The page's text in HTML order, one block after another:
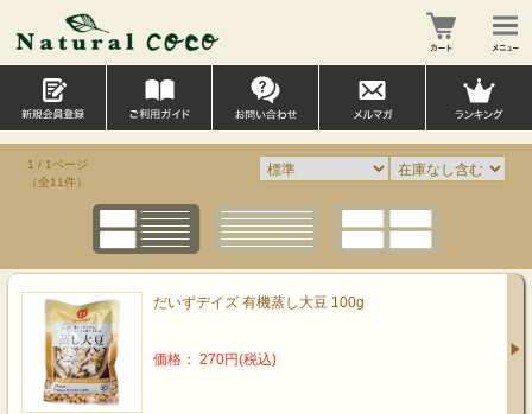
1 / 1ページ
（全11件）
だいずデイズ 有機蒸し大豆 100g
価格： 270円(税込)